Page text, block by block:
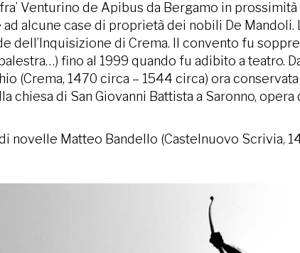
Venturino de Apibus da Bergamo in
alcune case di proprietà dei nobili De
dell’Inquisizione di Crema. Il convento fu
fino al 1999 quando fu adibito a teatro.
(Crema, 1470 circa – 1544 circa) ora
chiesa di San Giovanni Battista a Saronno,
Matteo Bandello (Castelnuovo Scrivia,